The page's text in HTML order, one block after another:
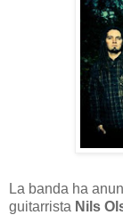
La banda ha
guitarrista Nils